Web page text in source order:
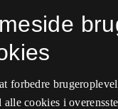
forbedre
cookies i